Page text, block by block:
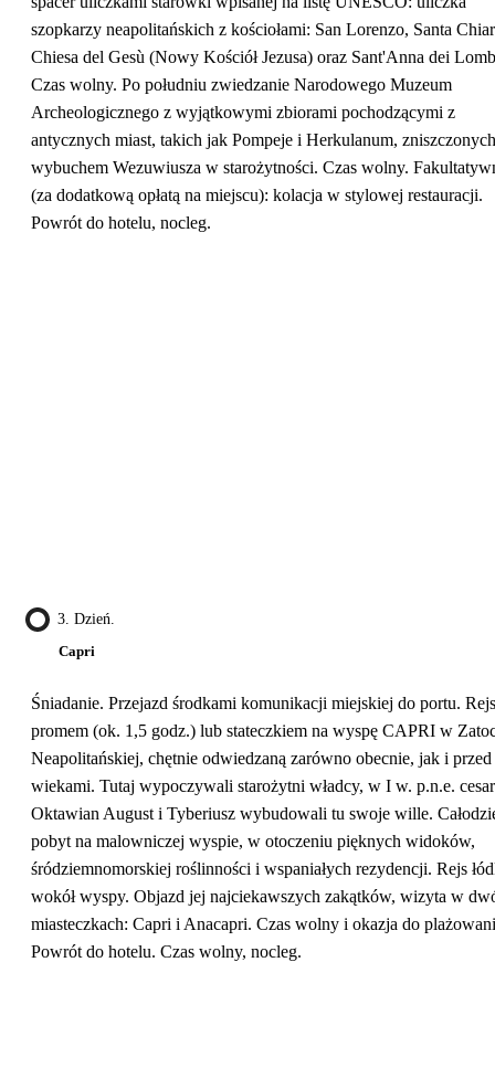
szopkarzy neapolitańskich z kościołami: San Lorenzo, Santa
Chiesa del Gesù (Nowy Kościół Jezusa) oraz Sant'Anna dei
Czas wolny. Po południu zwiedzanie Narodowego Muzeum
Archeologicznego z wyjątkowymi zbiorami pochodzącymi z
antycznych miast, takich jak Pompeje i Herkulanum, zniszczonych
wybuchem Wezuwiusza w starożytności. Czas wolny.
(za dodatkową opłatą na miejscu): kolacja w stylowej restauracji.
Powrót do hotelu, nocleg.
3. Dzień.
Capri
Śniadanie. Przejazd środkami komunikacji miejskiej do portu. Rejs
promem (ok. 1,5 godz.) lub stateczkiem na wyspę CAPRI w
Neapolitańskiej, chętnie odwiedzaną zarówno obecnie, jak i przed
wiekami. Tutaj wypoczywali starożytni władcy, w I w. p.n.e.
Oktawian August i Tyberiusz wybudowali tu swoje wille.
pobyt na malowniczej wyspie, w otoczeniu pięknych widoków,
śródziemnomorskiej roślinności i wspaniałych rezydencji. Rejs
wokół wyspy. Objazd jej najciekawszych zakątków, wizyta w
miasteczkach: Capri i Anacapri. Czas wolny i okazja do
Powrót do hotelu. Czas wolny, nocleg.